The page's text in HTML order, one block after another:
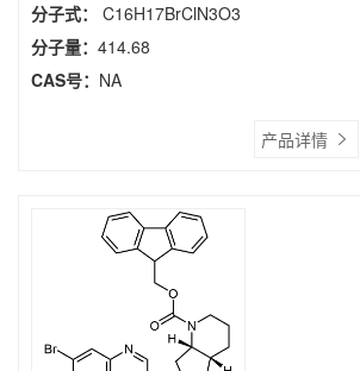
分子式： C16H17BrClN3O3
分子量： 414.68
CAS号： NA
产品详情